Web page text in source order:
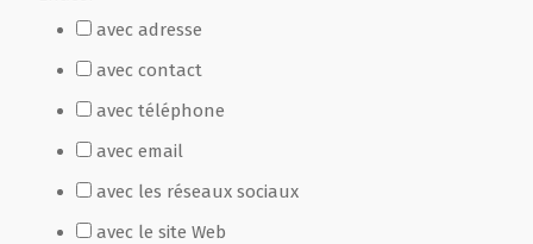
avec adresse
avec contact
avec téléphone
avec email
avec les réseaux sociaux
avec le site Web
Fête Marché Paysan
Partenaires